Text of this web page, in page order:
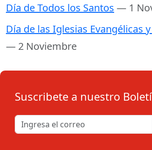
Día de Todos los Santos — 1
Día de las Iglesias Evangélicas
— 2 Noviembre
Suscribete a nuestro